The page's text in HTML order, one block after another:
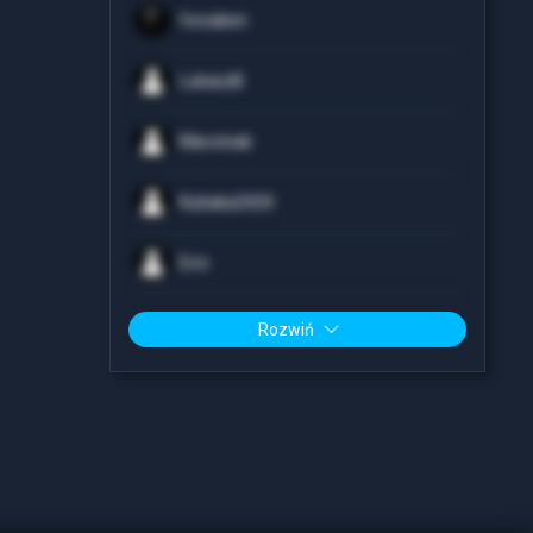
forsaken
LukaszB
Marciniak
Kubaka2424
Rozwiń